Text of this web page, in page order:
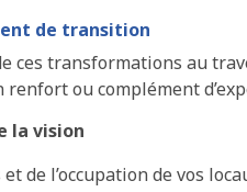
de transition
ces transformations au
ou complément
la vision
de l’occupation de vos